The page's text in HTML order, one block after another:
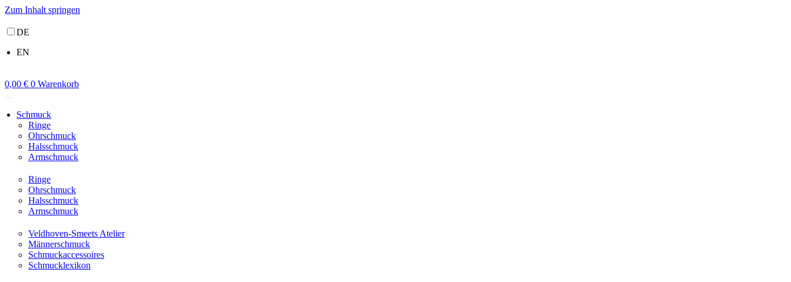
Zum Inhalt springen
DE
EN
0,00 € 0 Warenkorb
Schmuck
Ringe
Ohrschmuck
Halsschmuck
Armschmuck
Ringe
Ohrschmuck
Halsschmuck
Armschmuck
Veldhoven-Smeets Atelier
Männerschmuck
Schmuckaccessoires
Schmucklexikon